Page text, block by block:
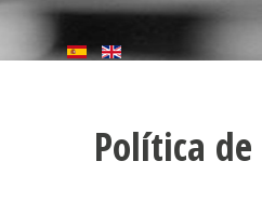
Política de